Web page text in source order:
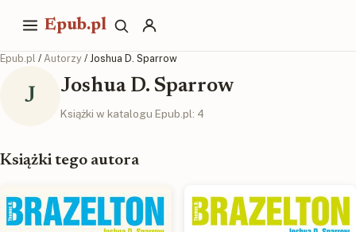
Epub.pl
Epub.pl / Autorzy / Joshua D. Sparrow
J Joshua D. Sparrow
Książki w katalogu Epub.pl: 4
Książki tego autora